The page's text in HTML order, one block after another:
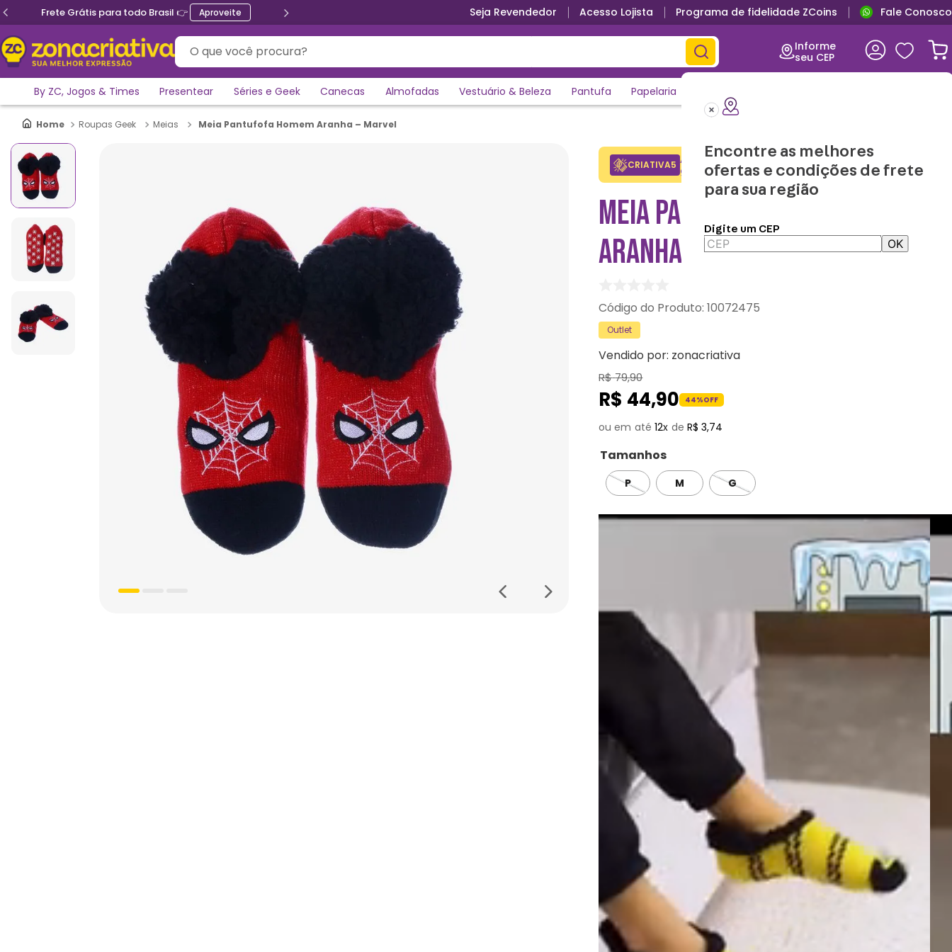
Ganhe 5% de desconto no PIX Parcele em até 12x sem juros Primeira troca grátis
Seja Revendedor Acesso Lojista Programa de fidelidade ZCoins Fale Conosco
O que você procura?
Informe
seu CEP
Encontre as melhores
ofertas e condições de frete
para sua região
Digite um CEP
OK
By ZC, Jogos & Times Presentear Séries e Geek Canecas Almofadas Vestuário & Beleza Pantufa Papelaria
Roupas Geek Meias Meia Pantufofa Homem Aranha – Marvel
CRIATIVA5 Adicione o cupom no carrinho e
ganhe desconto na 1a compra.
Copiar
MEIA PANTUFOFA HOMEM
ARANHA – MARVEL
:10072475
Outlet
Vendido por: zonacriativa
R$79,90
R$ 44,90 44%OFF
12 R$ 3,74
Tamanhos
P M G